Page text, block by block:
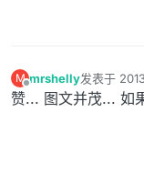
M
离线
mrshelly发表于
最后由 编辑
赞... 图文并茂... 如